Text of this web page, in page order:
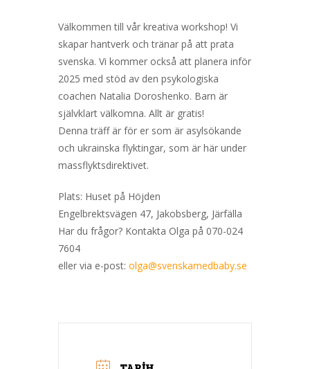
Välkommen till vår kreativa workshop! Vi
skapar hantverk och tränar på att prata
svenska. Vi kommer också att planera inför
2025 med stöd av den psykologiska
coachen Natalia Doroshenko. Barn är
självklart välkomna. Allt är gratis!
Denna träff är för er som är asylsökande
och ukrainska flyktingar, som är här under
massflyktsdirektivet.
Plats: Huset på Höjden
Engelbrektsvägen 47, Jakobsberg, Järfälla
Har du frågor? Kontakta Olga på 070-024
7604
eller via e-post: olga@svenskamedbaby.se